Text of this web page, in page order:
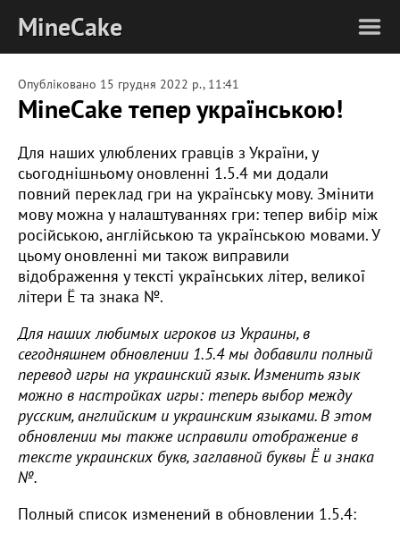
MineCake
Опубліковано 15 грудня 2022 р., 11:41
MineCake тепер українською!
Для наших улюблених гравців з України, у
сьогоднішньому оновленні 1.5.4 ми додали
повний переклад гри на українську мову. Змінити
мову можна у налаштуваннях гри: тепер вибір між
російською, англійською та українською мовами. У
цьому оновленні ми також виправили
відображення у тексті українських літер, великої
літери Ё та знака №.
Для наших любимых игроков из Украины, в
сегодняшнем обновлении 1.5.4 мы добавили полный
перевод игры на украинский язык. Изменить язык
можно в настройках игры: теперь выбор между
русским, английским и украинским языками. В этом
обновлении мы также исправили отображение в
тексте украинских букв, заглавной буквы Ё и знака
№.
Полный список изменений в обновлении 1.5.4: